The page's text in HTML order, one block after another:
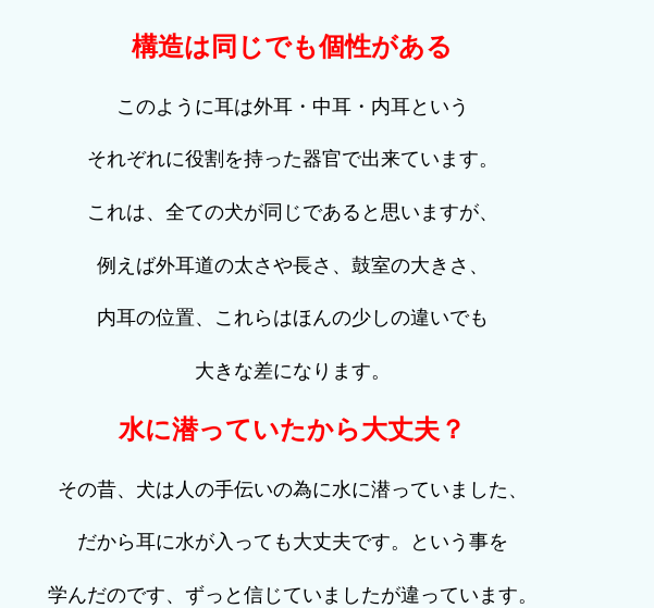
構造は同じでも個性がある
このように耳は外耳・中耳・内耳という
それぞれに役割を持った器官で出来ています。
これは、全ての犬が同じであると思いますが、
例えば外耳道の太さや長さ、鼓室の大きさ、
内耳の位置、これらはほんの少しの違いでも
大きな差になります。
水に潜っていたから大丈夫？
その昔、犬は人の手伝いの為に水に潜っていました、
だから耳に水が入っても大丈夫です。という事を
学んだのです、ずっと信じていましたが違っています。